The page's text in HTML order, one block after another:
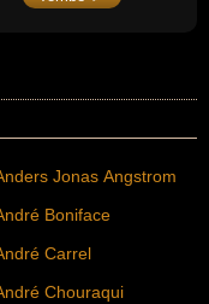
la Révolution à
à la
réforme
des
réformes de la
égalitaire.
Jonas Angstrom
Boniface
Carrel
Chouraqui